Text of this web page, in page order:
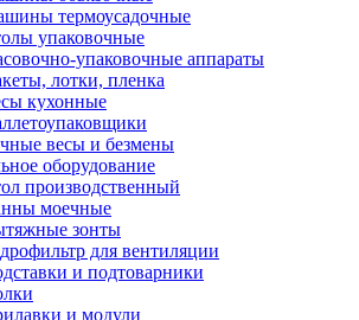
термоусадочные
упаковочные
упаковочные аппараты
лотки, пленка
кухонные
весы и безмены
оборудование
производственный
моечные
зонты
для вентиляции
и подтоварники
и модули